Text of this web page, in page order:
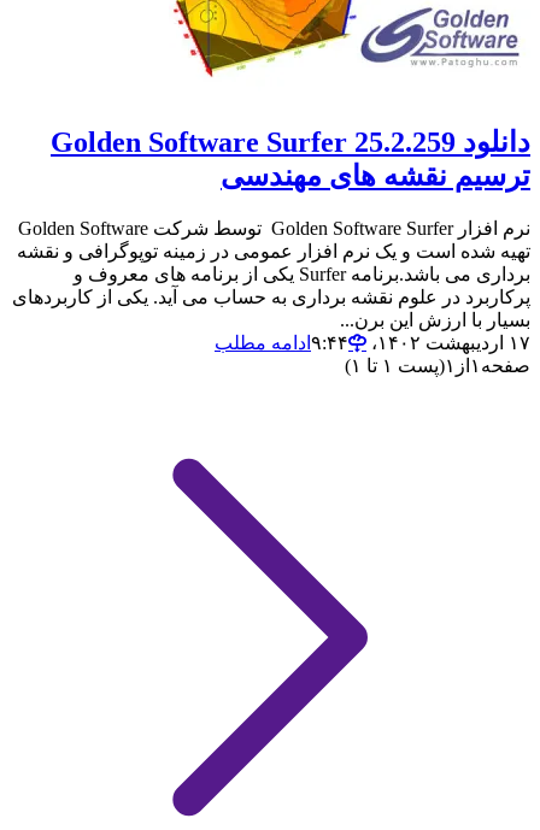
دانلود Golden Software Surfer 25.2.259
ترسیم نقشه های مهندسی
نرم افزار Golden Software Surfer توسط شرکت Golden Software
تهیه شده است و یک نرم افزار عمومی در زمینه توپوگرافی و نقشه
برداری می باشد.برنامه Surfer یکی از برنامه های معروف و
پرکاربرد در علوم نقشه برداری به حساب می آید. یکی از کاربردهای
بسیار با ارزش این برن...
۱۷ اردیبهشت ۱۴۰۲،‏ ۹:۴۴
ادامه مطلب
صفحه ۱ از ۱(پست ۱ تا ۱)